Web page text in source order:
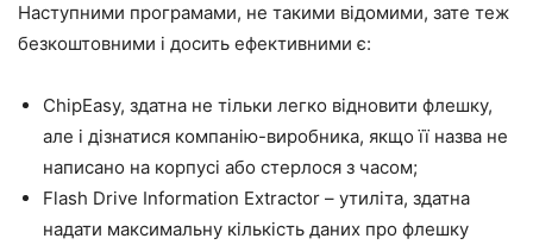
Наступними програмами, не такими відомими, зате теж
безкоштовними і досить ефективними є:
ChipEasy, здатна не тільки легко відновити флешку,
але і дізнатися компанію-виробника, якщо її назва не
написано на корпусі або стерлося з часом;
Flash Drive Information Extractor – утиліта, здатна
надати максимальну кількість даних про флешку